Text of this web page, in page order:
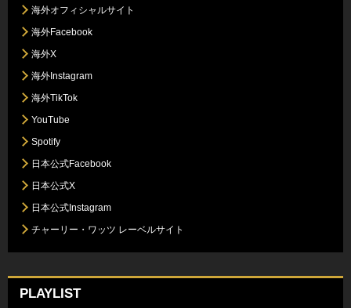
海外オフィシャルサイト
海外Facebook
海外X
海外Instagram
海外TikTok
YouTube
Spotify
日本公式Facebook
日本公式X
日本公式Instagram
チャーリー・ワッツ レーベルサイト
PLAYLIST